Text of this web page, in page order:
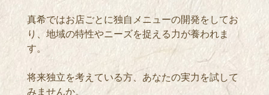
真希ではお店ごとに独自メニューの開発をしてお
り、地域の特性やニーズを捉える力が養われま
す。
将来独立を考えている方、あなたの実力を試して
みませんか。